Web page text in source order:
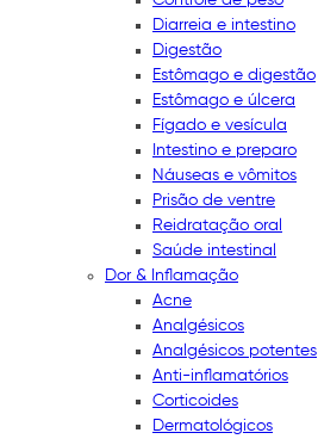
Diarreia e intestino
Digestão
Estômago e digestão
Estômago e úlcera
Fígado e vesícula
Intestino e preparo
Náuseas e vômitos
Prisão de ventre
Reidratação oral
Saúde intestinal
Dor & Inflamação
Acne
Analgésicos
Analgésicos potentes
Anti-inflamatórios
Corticoides
Dermatológicos